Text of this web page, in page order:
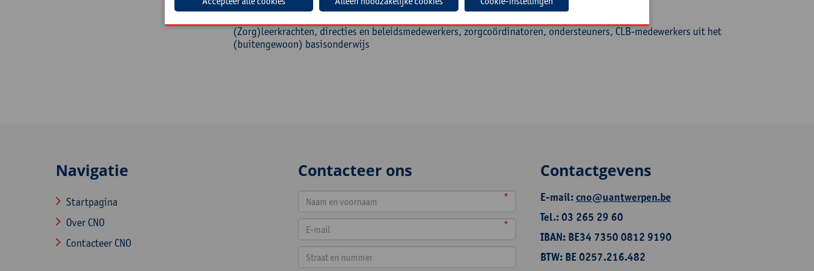
Doelgroep
(Zorg)leerkrachten, directies en beleidsmedewerkers, zorgcoördinatoren, ondersteuners, CLB-medewerkers uit het
(buitengewoon) basisonderwijs
Navigatie
Startpagina
Over CNO
Contacteer CNO
Contacteer ons
*
*
Contactgevens
E-mail:cno@uantwerpen.be
Tel.: 03 265 29 60
IBAN: BE34 7350 0812 9190
BTW: BE 0257.216.482